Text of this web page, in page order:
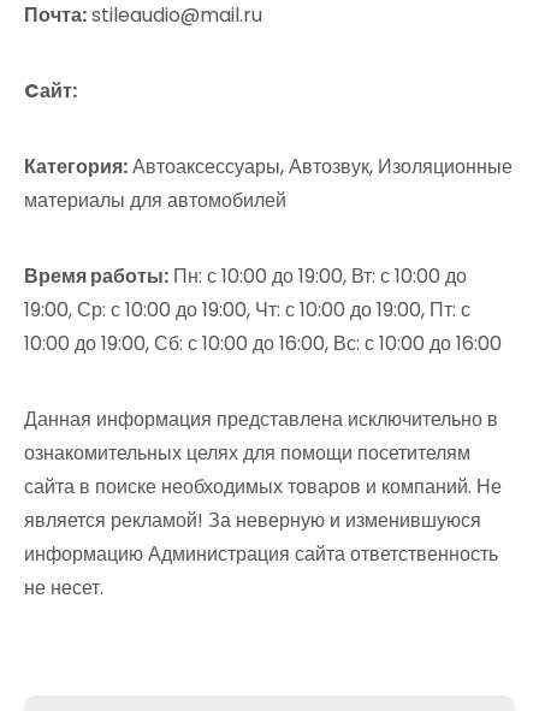
Почта:stileaudio@mail.ru
Cайт:
Категория:Автоаксессуары, Автозвук, Изоляционные
материалы для автомобилей
Время работы: Пн: с 10:00 до 19:00, Вт: с 10:00 до
19:00, Ср: с 10:00 до 19:00, Чт: с 10:00 до 19:00, Пт: с
10:00 до 19:00, Сб: с 10:00 до 16:00, Вс: с 10:00 до 16:00
Данная информация представлена исключительно в
ознакомительных целях для помощи посетителям
сайта в поиске необходимых товаров и компаний. Не
является рекламой! За неверную и изменившуюся
информацию Администрация сайта ответственность
не несет.